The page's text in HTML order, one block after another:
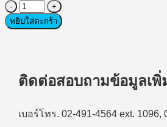
จำนวน
Wireless
Mouse
ไร้
MP-
หยิบใส่ตะกร้า
ติดต่อสอบถามข้อมูลเพิ่
เบอร์โทร. 02-491-4564 ext. 1096,